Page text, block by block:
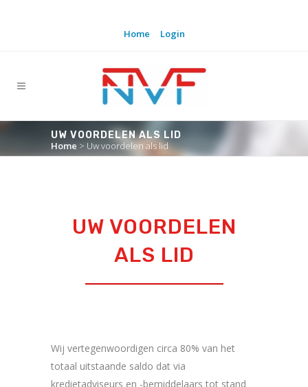
Home Login
UW VOORDELEN ALS LID
Home > Uw voordelen als lid
UW VOORDELEN
ALS LID
Wij vertegenwoordigen circa 80% van het
totaal uitstaande saldo dat via
kredietadviseurs en -bemiddelaars tot stand